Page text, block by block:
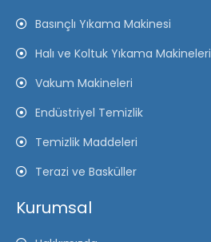
Basınçlı Yıkama Makinesi
Halı ve Koltuk Yıkama Makineleri
Vakum Makineleri
Endüstriyel Temizlik
Temizlik Maddeleri
Terazi ve Basküller
Kurumsal